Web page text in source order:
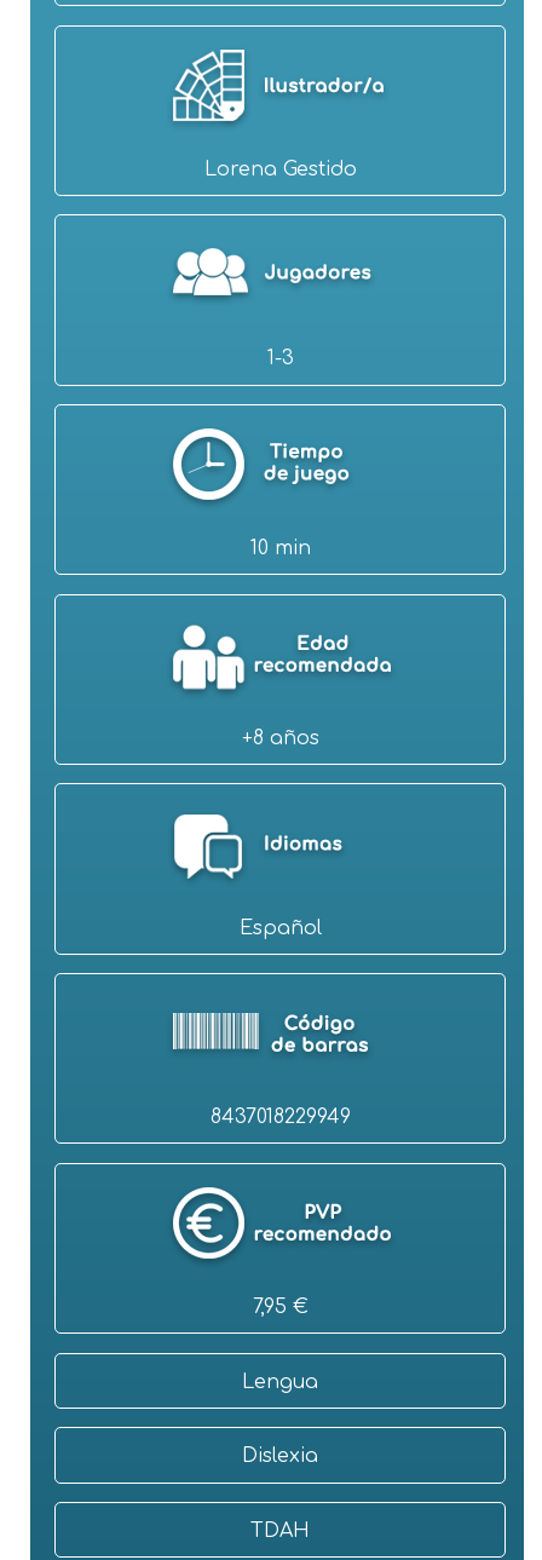
Lorena Gestido
1-3
10 min
+8 años
Español
8437018229949
7,95 €
Lengua
Dislexia
TDAH